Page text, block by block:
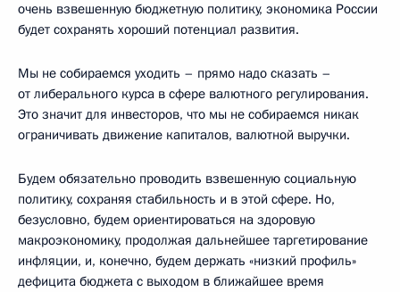
очень взвешенную бюджетную политику, экономика России
будет сохранять хороший потенциал развития.
Мы не собираемся уходить – прямо надо сказать –
от либерального курса в сфере валютного регулирования.
Это значит для инвесторов, что мы не собираемся никак
ограничивать движение капиталов, валютной выручки.
Будем обязательно проводить взвешенную социальную
политику, сохраняя стабильность и в этой сфере. Но,
безусловно, будем ориентироваться на здоровую
макроэкономику, продолжая дальнейшее таргетирование
инфляции, и, конечно, будем держать «низкий профиль»
дефицита бюджета с выходом в ближайшее время